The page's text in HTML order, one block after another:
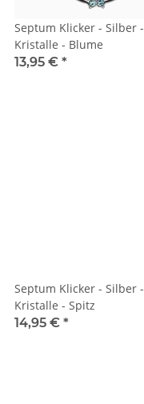
Septum Klicker - Silber -
Kristalle - Blume
13,95 € *
Septum Klicker - Silber -
Kristalle - Spitz
14,95 € *